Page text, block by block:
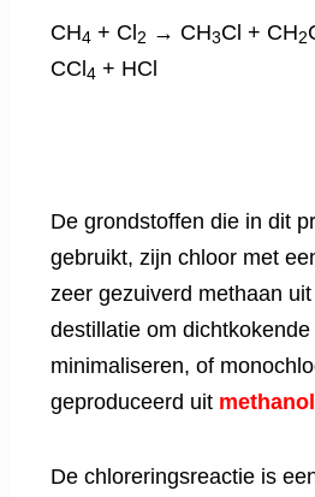
CH4 + Cl 2 → CH3Cl + CH2
CCl 4 + HCl
De grondstoffen die in dit
gebruikt, zijn chloor met
zeer gezuiverd methaan
destillatie om
minimaliseren, of
geproduceerd uit methanol
De chloreringsreactie is